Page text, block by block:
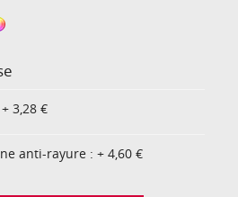
3,28 €
anti-rayure : + 4,60 €